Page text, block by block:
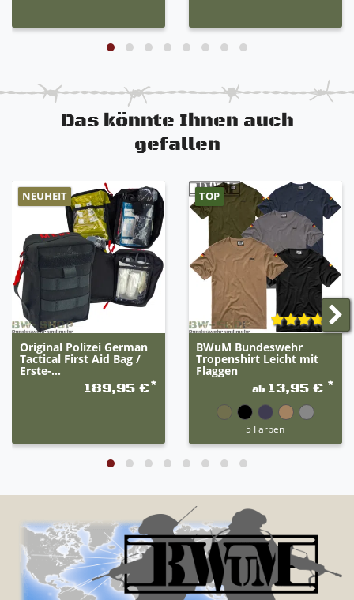
Das könnte Ihnen auch
gefallen
NEUHEIT
Original Polizei German
Tactical First Aid Bag /
Erste-...
189,95 €*
TOP
BWuM Bundeswehr
Tropenshirt Leicht mit
Flaggen
ab 13,95 € *
5 Farben